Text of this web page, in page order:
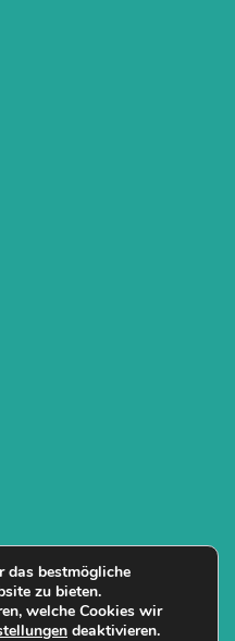
das bestmögliche
zu bieten.
welche Cookies wir
deaktivieren.